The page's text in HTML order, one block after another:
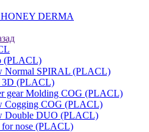
DERMA
(PLACL)
Normal SPIRAL (PLACL)
3D (PLACL)
gear Molding COG (PLACL)
Cogging COG (PLACL)
Double DUO (PLACL)
nose (PLACL)